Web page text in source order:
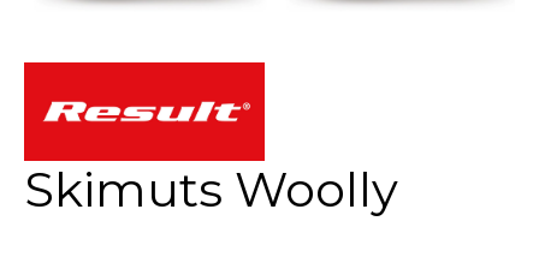
Skimuts Woolly